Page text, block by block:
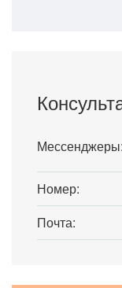
Мессенджеры:
Номер:
Почта: